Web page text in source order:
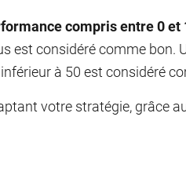
compris entre 0 et
est considéré comme bon.
à 50 est considéré
votre stratégie, grâce